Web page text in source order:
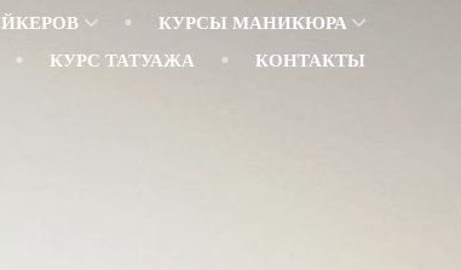
КУРСЫ МАНИКЮРА
КУРС ТАТУАЖА КОНТАКТЫ